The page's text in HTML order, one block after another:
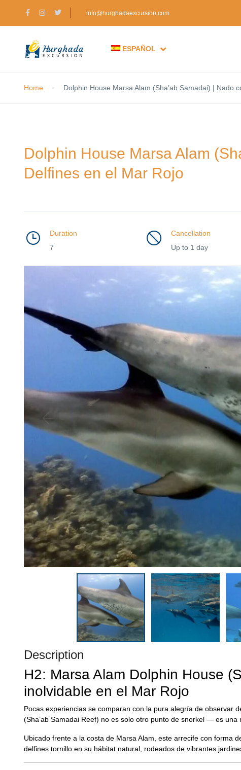
info@hurghadaexcursion.com
ESPAÑOL
Home Dolphin House Marsa Alam (Sha’ab Samadai) | Nado
Dolphin House Marsa Alam
Delfines en el Mar Rojo
Duration
7
Cancellation
Up to 1 day
Description
H2: Marsa Alam Dolphin House
inolvidable en el Mar Rojo
Pocas experiencias se comparan con la pura alegría de observar
(Sha’ab Samadai Reef) no es solo otro punto de snorkel — es
Ubicado frente a la costa de Marsa Alam, este arrecife con forma
delfines tornillo en su hábitat natural, rodeados de vibrantes